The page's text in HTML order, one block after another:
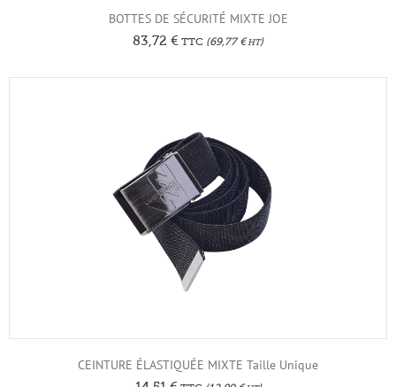
BOTTES DE SÉCURITÉ MIXTE JOE
83,72 € TTC (69,77€HT)
CEINTURE ÉLASTIQUÉE MIXTE Taille Unique